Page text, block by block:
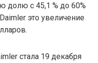
долю с 45,1 % до 60%
это увеличение
стала 19 декабря